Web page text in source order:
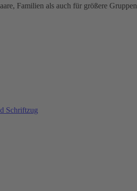
Familien als auch für größere